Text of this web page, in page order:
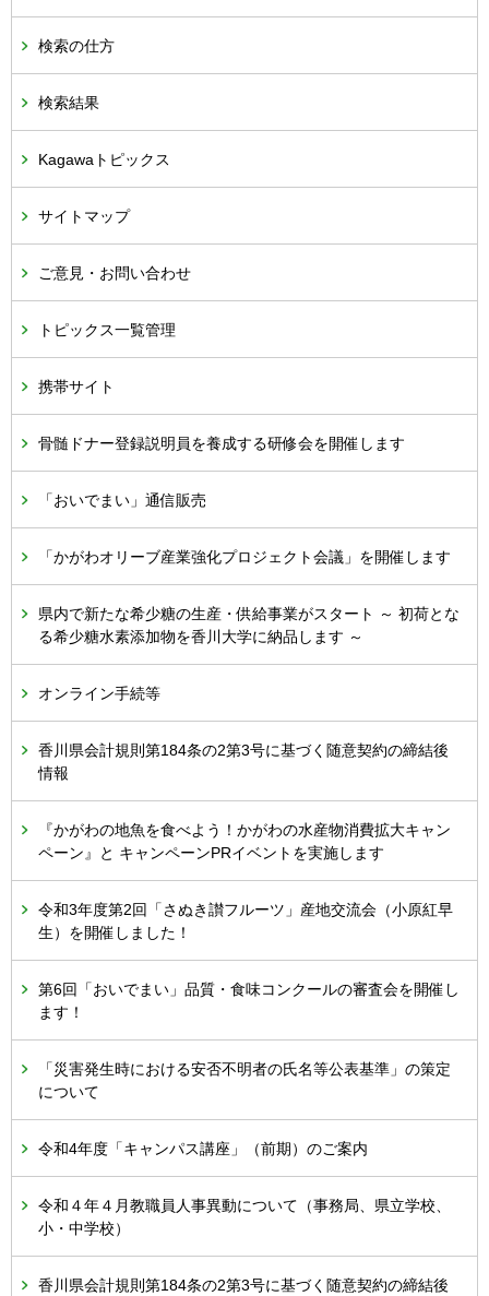
検索の仕方
検索結果
Kagawaトピックス
サイトマップ
ご意見・お問い合わせ
トピックス一覧管理
携帯サイト
骨髄ドナー登録説明員を養成する研修会を開催します
「おいでまい」通信販売
「かがわオリーブ産業強化プロジェクト会議」を開催します
県内で新たな希少糖の生産・供給事業がスタート ～ 初荷とな
る希少糖水素添加物を香川大学に納品します ～
オンライン手続等
香川県会計規則第184条の2第3号に基づく随意契約の締結後
情報
『かがわの地魚を食べよう！かがわの水産物消費拡大キャン
ペーン』と キャンペーンPRイベントを実施します
令和3年度第2回「さぬき讃フルーツ」産地交流会（小原紅早
生）を開催しました！
第6回「おいでまい」品質・食味コンクールの審査会を開催し
ます！
「災害発生時における安否不明者の氏名等公表基準」の策定
について
令和4年度「キャンパス講座」（前期）のご案内
令和４年４月教職員人事異動について（事務局、県立学校、
小・中学校）
香川県会計規則第184条の2第3号に基づく随意契約の締結後